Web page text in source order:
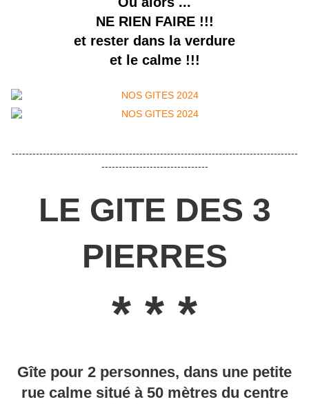
NE RIEN FAIRE !!!
et rester dans la verdure
et le calme !!!
-----------------------------------------------------------------------------------
-------------------------------
LE GITE DES 3
PIERRES
* * *
Gîte pour 2 personnes, dans une petite
rue calme situé à 50 mètres du centre